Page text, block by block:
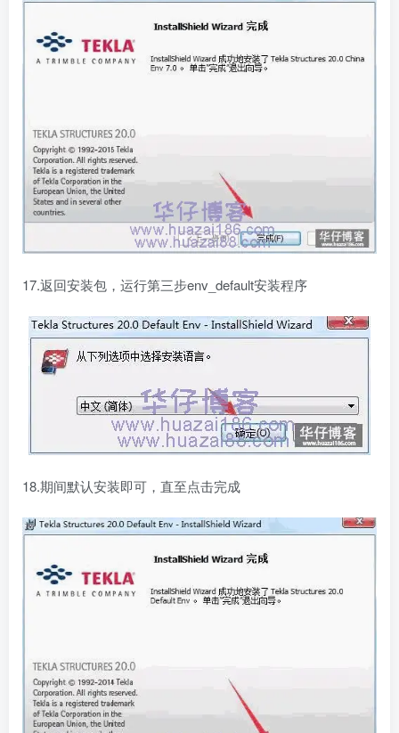
17.返回安装包，运行第三步env_default安装程序
18.期间默认安装即可，直至点击完成